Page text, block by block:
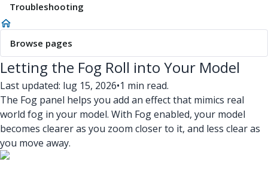
Troubleshooting
Browse pages
Letting the Fog Roll into Your Model
Last updated: lug 15, 2026•1 min read.
The Fog panel helps you add an effect that mimics real
world fog in your model. With Fog enabled, your model
becomes clearer as you zoom closer to it, and less clear as
you move away.